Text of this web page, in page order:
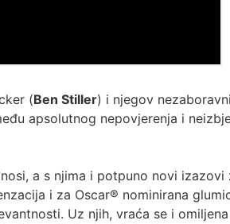
(Ben Stiller) i njegov
apsolutnog nepovjerenja i
a s njima i potpuno novi
i za Oscar® nominirana
Uz njih, vraća se i